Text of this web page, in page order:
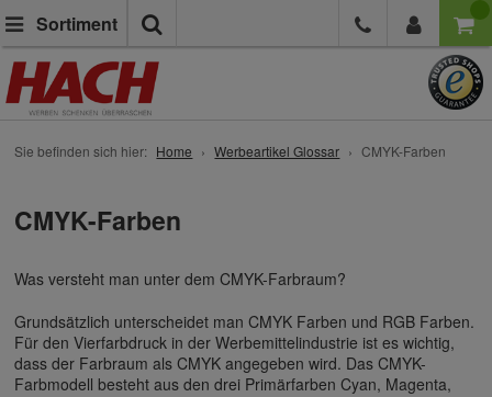
Sortiment
Sie befinden sich hier: Home Werbeartikel Glossar CMYK-Farben
CMYK-Farben
Was versteht man unter dem CMYK-Farbraum?
Grundsätzlich unterscheidet man CMYK Farben und RGB Farben.
Für den Vierfarbdruck in der Werbemittelindustrie ist es wichtig,
dass der Farbraum als CMYK angegeben wird. Das CMYK-
Farbmodell besteht aus den drei Primärfarben Cyan, Magenta,